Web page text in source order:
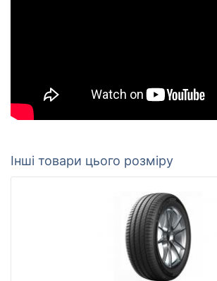
Інші товари цього розміру